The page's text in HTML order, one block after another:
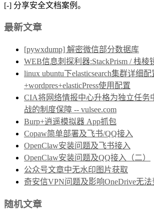
[-] 分享安全文档案例。
最新文章
[pywxdump] 解密微信部分数据库
WEB信息刺探利器:StackPrism / 栈棱
linux ubuntu下elasticsearch集群详细配
+wordpres+elasticPress使用配置
CIA将网络情报中心升格为独立任务
战的制度保障 -- vulsee.com
Burp+逍遥模拟器 App抓包
Copaw简单部署及飞书/QQ接入
OpenClaw安装问题及飞书接入
OpenClaw安装问题及QQ接入（二）
公众号文章中无水印图片获取
奇安信VPN问题及影响OneDrive无
随机文章